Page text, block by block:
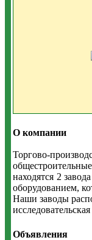
О компании
Торгово-
находятся 2
оборудованием,
Наши заводы
Объявления